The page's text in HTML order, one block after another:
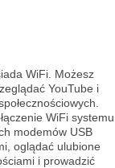
WiFi. Możesz
YouTube i
WiFi systemu
modemów USB
oglądać ulubione
i prowadzić